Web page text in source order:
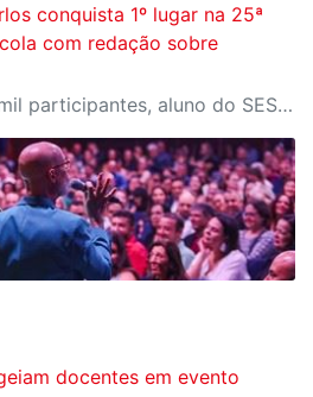
conquista 1º lugar na 25ª
com redação sobre
Superando mais de 9 mil participantes, aluno do SESI é destaque do concurso em 2024
docentes em evento